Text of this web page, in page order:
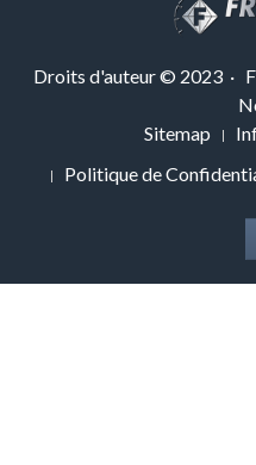
Droits d'auteur © 2023 ·
Sitemap
Politique de